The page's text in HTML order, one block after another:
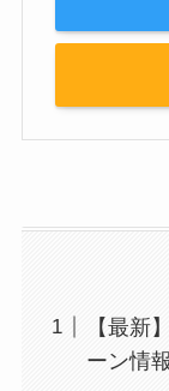
【最新
ーン情